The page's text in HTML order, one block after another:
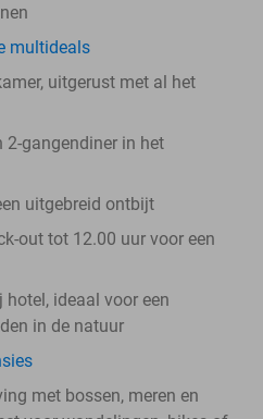
multideals
uitgerust met al het
2-gangendiner in het
uitgebreid ontbijt
out tot 12.00 uur voor een
ideaal voor een
in de natuur
met bossen, meren en